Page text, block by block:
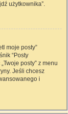
użytkownika”.
moje posty”
“Posty
posty” z menu
Jeśli chcesz
i